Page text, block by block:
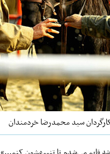
سید محمدرضا خردمندان